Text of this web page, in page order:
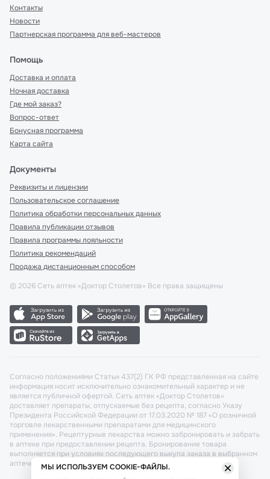
Контакты
Новости
Партнерская программа для веб-мастеров
Помощь
Доставка и оплата
Ночная доставка
Где мой заказ?
Вопрос-ответ
Бонусная программа
Карта сайта
Документы
Реквизиты и лицензии
Пользовательское соглашение
Политика обработки персональных данных
Правила публикации отзывов
Правила программы лояльности
Политика рекомендаций
Продажа дистанционным способом
© 2026 Сеть аптек «Доктор Столетов» Все права защищены
Согласно положениями Статьи 437(2) ГК РФ представленная на сайте
информация носит исключительно ознакомительный характер и не
является публичной офертой. Сеть аптек «Доктор Столетов»
доставляет препараты, отпускаемые без рецепта, согласно Указу
Президента Российской Федерации от 17.03.2020 № 187 «О розничной
торговле лекарственными препаратами для медицинского
применения». Рецептурные лекарства можно забронировать и забрать
в аптеке при предоставлении рецепта. Бронирование товара
выполняется при условиях последующего выкупа заказа в выбранном
аптечном пункте.МЫ ИСПОЛЬЗУЕМ COOKIE-ФАЙЛЫ.